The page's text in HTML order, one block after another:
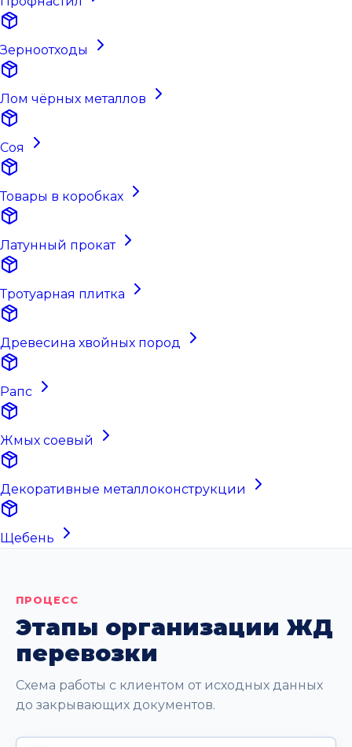
Зерноотходы
Лом чёрных металлов
Соя
Товары в коробках
Латунный прокат
Тротуарная плитка
Древесина хвойных пород
Рапс
Жмых соевый
Декоративные металлоконструкции
Щебень
ПРОЦЕСС
Этапы организации ЖД
перевозки
Схема работы с клиентом от исходных данных
до закрывающих документов.